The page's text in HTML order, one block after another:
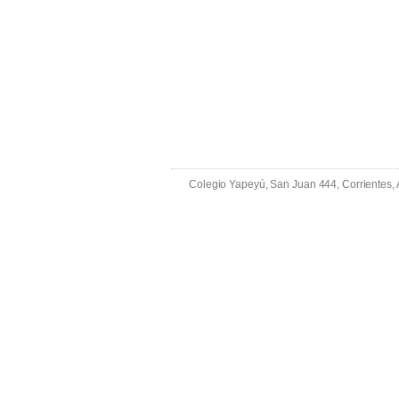
Colegio Yapeyú, San Juan 444,